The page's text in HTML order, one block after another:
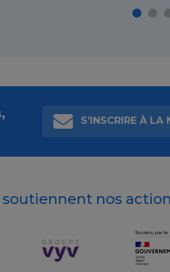
S’INSCRIRE À LA
soutiennent nos